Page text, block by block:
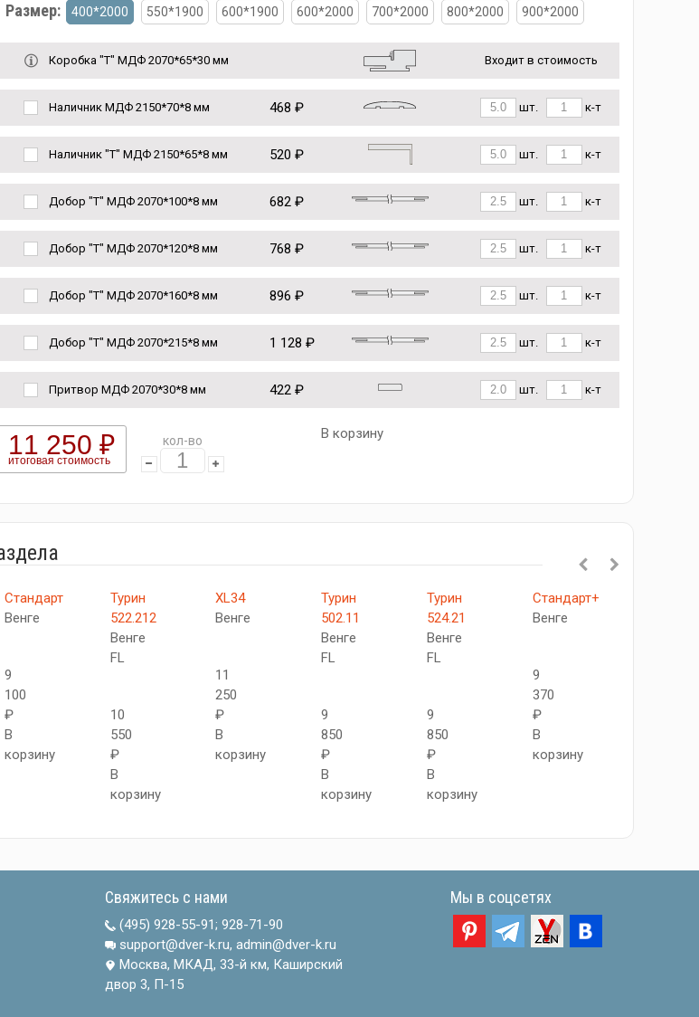
Размер: 400*2000 550*1900 600*1900 600*2000 700*2000 800*2000 900*2000
Коробка "Т" МДФ 2070*65*30 мм Входит в стоимость
Наличник МДФ 2150*70*8 мм 468 ₽ шт. к-т
Наличник "Т" МДФ 2150*65*8 мм 520 ₽ шт. к-т
Добор "Т" МДФ 2070*100*8 мм 682 ₽ шт. к-т
Добор "Т" МДФ 2070*120*8 мм 768 ₽ шт. к-т
Добор "Т" МДФ 2070*160*8 мм 896 ₽ шт. к-т
Добор "Т" МДФ 2070*215*8 мм 1 128 ₽ шт. к-т
Притвор МДФ 2070*30*8 мм 422 ₽ шт. к-т
11 250 ₽
итоговая стоимость
кол-во В корзину
Стандарт
Венге
9
100
₽
В
корзину
Турин
522.212
Венге
FL
10
550
₽
В
корзину
XL34
Венге
11
250
₽
В
корзину
Турин
502.11
Венге
FL
9
850
₽
В
корзину
Турин
524.21
Венге
FL
9
850
₽
В
корзину
Стандарт+
Венге
9
370
₽
В
корзину
Свяжитесь с нами
(495) 928-55-91; 928-71-90
support@dver-k.ru, admin@dver-k.ru
Москва, МКАД, 33-й км, Каширский
двор 3, П-15
Мы в соцсетях